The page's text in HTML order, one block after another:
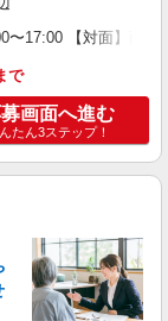
〜17:00 【対面】面
で
画面へ進む
たん3ステップ！